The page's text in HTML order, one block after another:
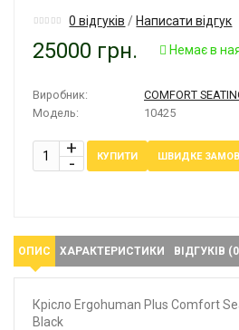
0 відгуків / Написати відгук
25000 грн. Немає в
Виробник:
COMFORT
Модель:
10425
КУПИТИ ШВИДКЕ
ОПИС ХАРАКТЕРИСТИКИ ВІДГУКІВ
Крісло Ergohuman Plus Comfort
Black